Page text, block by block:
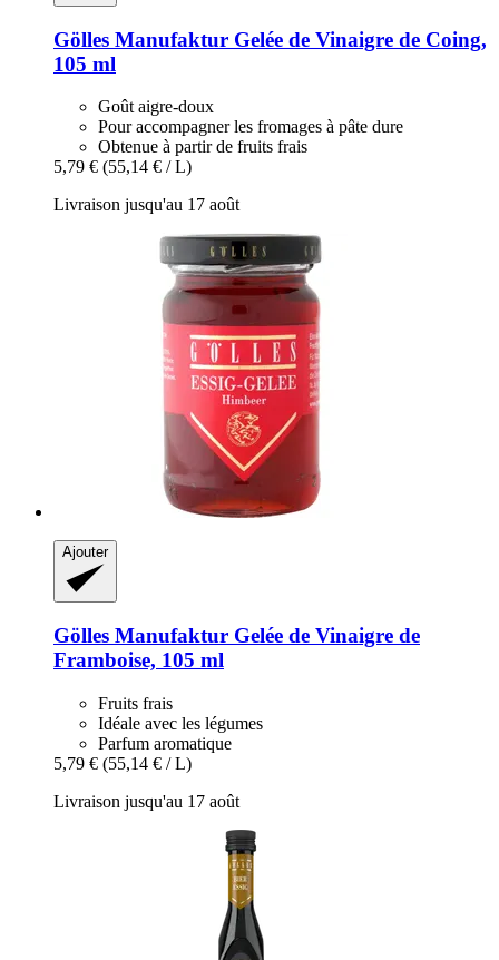
Gölles Manufaktur Gelée de Vinaigre de Coing,
105 ml
Goût aigre-doux
Pour accompagner les fromages à pâte dure
Obtenue à partir de fruits frais
5,79 € (55,14 € / L)
Livraison jusqu'au 17 août
Ajouter
Gölles Manufaktur Gelée de Vinaigre de
Framboise, 105 ml
Fruits frais
Idéale avec les légumes
Parfum aromatique
5,79 € (55,14 € / L)
Livraison jusqu'au 17 août